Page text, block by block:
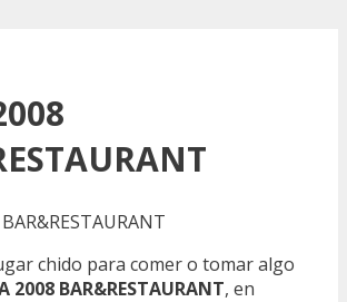
chido para comer o tomar algo
2008 BAR&RESTAURANT, en